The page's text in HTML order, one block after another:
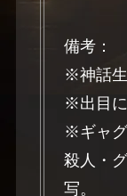
備考：
※神話生
※出目に
※ギャ
殺人・
写。